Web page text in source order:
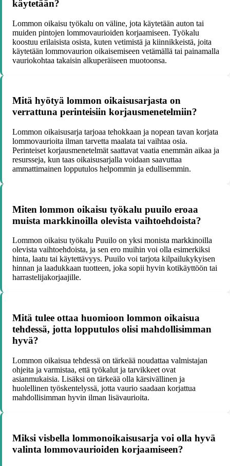
käytetään?
Lommon oikaisu työkalu on väline, jota käytetään auton tai
muiden pintojen lommovaurioiden korjaamiseen. Työkalu
koostuu erilaisista osista, kuten vetimistä ja kiinnikkeistä, joita
käytetään lommovaurion oikaisemiseen vetämällä tai painamalla
vauriokohtaa takaisin alkuperäiseen muotoonsa.
Mitä hyötyä lommon oikaisusarjasta on
verrattuna perinteisiin korjausmenetelmiin?
Lommon oikaisusarja tarjoaa tehokkaan ja nopean tavan korjata
lommovaurioita ilman tarvetta maalata tai vaihtaa osia.
Perinteiset korjausmenetelmät saattavat vaatia enemmän aikaa ja
resursseja, kun taas oikaisusarjalla voidaan saavuttaa
ammattimainen lopputulos helpommin ja edullisemmin.
Miten lommon oikaisu työkalu puuilo eroaa
muista markkinoilla olevista vaihtoehdoista?
Lommon oikaisu työkalu Puuilo on yksi monista markkinoilla
olevista vaihtoehdoista, ja sen ero muihin voi olla esimerkiksi
hinta, laatu tai käytettävyys. Puuilo voi tarjota kilpailukykyisen
hinnan ja laadukkaan tuotteen, joka sopii hyvin kotikäyttöön tai
harrastelijakorjaajille.
Mitä tulee ottaa huomioon lommon oikaisua
tehdessä, jotta lopputulos olisi mahdollisimman
hyvä?
Lommon oikaisua tehdessä on tärkeää noudattaa valmistajan
ohjeita ja varmistaa, että työkalut ja tarvikkeet ovat
asianmukaisia. Lisäksi on tärkeää olla kärsivällinen ja
huolellinen työskentelyssä, jotta vaurio saadaan korjattua
mahdollisimman hyvin ilman lisävaurioita.
Miksi visbella lommonoikaisusarja voi olla hyvä
valinta lommovaurioiden korjaamiseen?